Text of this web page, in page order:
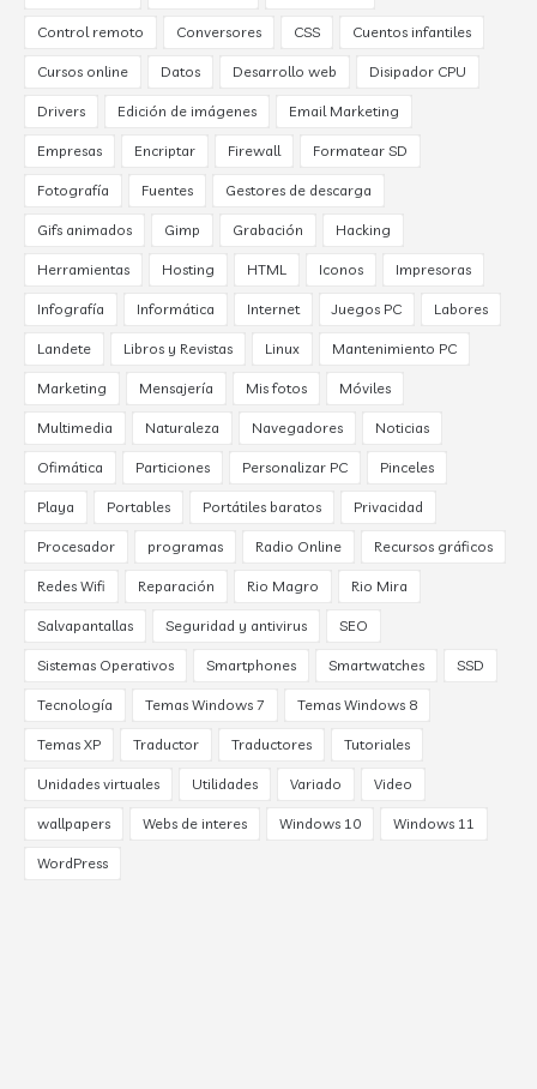
Control remoto Conversores CSS Cuentos infantiles
Cursos online Datos Desarrollo web Disipador CPU
Drivers Edición de imágenes Email Marketing
Empresas Encriptar Firewall Formatear SD
Fotografía Fuentes Gestores de descarga
Gifs animados Gimp Grabación Hacking
Herramientas Hosting HTML Iconos Impresoras
Infografía Informática Internet Juegos PC Labores
Landete Libros y Revistas Linux Mantenimiento PC
Marketing Mensajería Mis fotos Móviles
Multimedia Naturaleza Navegadores Noticias
Ofimática Particiones Personalizar PC Pinceles
Playa Portables Portátiles baratos Privacidad
Procesador programas Radio Online Recursos gráficos
Redes Wifi Reparación Rio Magro Rio Mira
Salvapantallas Seguridad y antivirus SEO
Sistemas Operativos Smartphones Smartwatches SSD
Tecnología Temas Windows 7 Temas Windows 8
Temas XP Traductor Traductores Tutoriales
Unidades virtuales Utilidades Variado Video
wallpapers Webs de interes Windows 10 Windows 11
WordPress